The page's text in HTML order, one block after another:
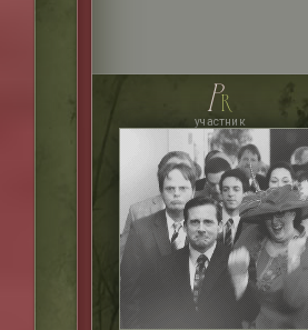
pr
участник